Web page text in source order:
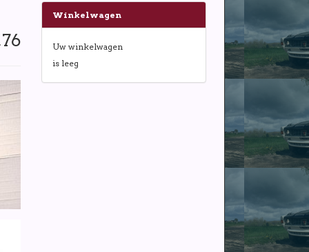
Winkelwagen
Uw winkelwagen
is leeg